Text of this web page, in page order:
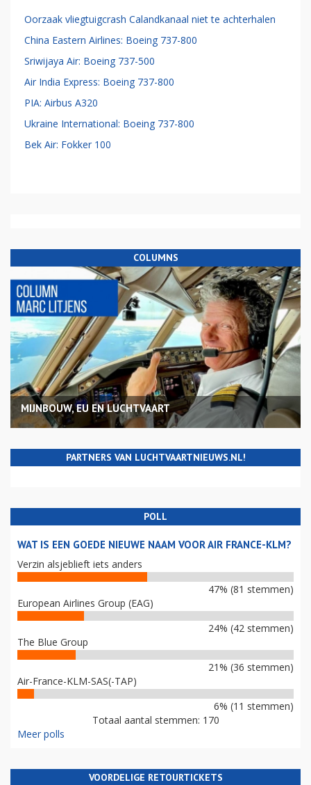
Oorzaak vliegtuigcrash Calandkanaal niet te achterhalen
China Eastern Airlines: Boeing 737-800
Sriwijaya Air: Boeing 737-500
Air India Express: Boeing 737-800
PIA: Airbus A320
Ukraine International: Boeing 737-800
Bek Air: Fokker 100
COLUMNS
MIJNBOUW, EU EN LUCHTVAART
PARTNERS VAN LUCHTVAARTNIEUWS.NL!
POLL
WAT IS EEN GOEDE NIEUWE NAAM VOOR AIR FRANCE-KLM?
Verzin alsjeblieft iets anders
47% (81 stemmen)
European Airlines Group (EAG)
24% (42 stemmen)
The Blue Group
21% (36 stemmen)
Air-France-KLM-SAS(-TAP)
6% (11 stemmen)
Totaal aantal stemmen: 170
Meer polls
VOORDELIGE RETOURTICKETS